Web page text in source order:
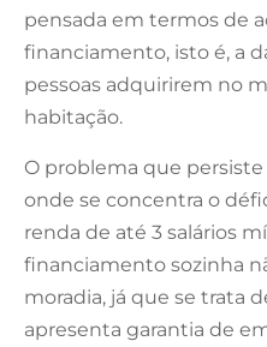
pensada em termos de
financiamento, isto é, a
pessoas adquirirem no
habitação.
O problema que
onde se concentra o
renda de até 3 salários
financiamento sozinha
moradia, já que se trata
apresenta garantia de